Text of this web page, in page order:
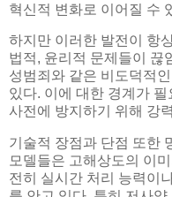
혁신적 변화로 이어질 수
하지만 이러한 발전이 항
법적, 윤리적 문제들이 끊
성범죄와 같은 비도덕적
있다. 이에 대한 경계가
사전에 방지하기 위해 강
기술적 장점과 단점 또한
모델들은 고해상도의 이
전히 실시간 처리 능력이